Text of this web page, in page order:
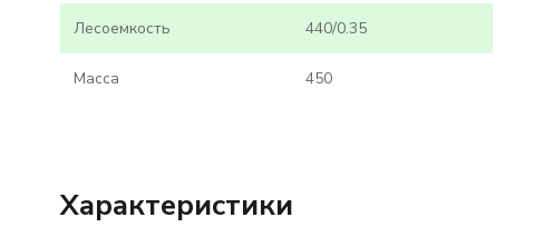
Лесоемкость 440/0.35
Масса 450
Характеристики